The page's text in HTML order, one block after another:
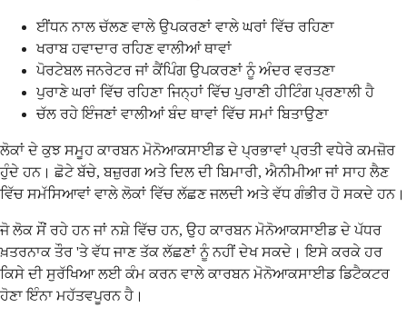
ਈਂਧਨ ਨਾਲ ਚੱਲਣ ਵਾਲੇ ਉਪਕਰਣਾਂ ਵਾਲੇ ਘਰਾਂ ਵਿੱਚ ਰਹਿਣਾ
ਖਰਾਬ ਹਵਾਦਾਰ ਰਹਿਣ ਵਾਲੀਆਂ ਥਾਵਾਂ
ਪੋਰਟੇਬਲ ਜਨਰੇਟਰ ਜਾਂ ਕੈਂਪਿੰਗ ਉਪਕਰਣਾਂ ਨੂੰ ਅੰਦਰ ਵਰਤਣਾ
ਪੁਰਾਣੇ ਘਰਾਂ ਵਿੱਚ ਰਹਿਣਾ ਜਿਨ੍ਹਾਂ ਵਿੱਚ ਪੁਰਾਣੀ ਹੀਟਿੰਗ ਪ੍ਰਣਾਲੀ ਹੈ
ਚੱਲ ਰਹੇ ਇੰਜਣਾਂ ਵਾਲੀਆਂ ਬੰਦ ਥਾਵਾਂ ਵਿੱਚ ਸਮਾਂ ਬਿਤਾਉਣਾ
ਲੋਕਾਂ ਦੇ ਕੁਝ ਸਮੂਹ ਕਾਰਬਨ ਮੋਨੋਆਕਸਾਈਡ ਦੇ ਪ੍ਰਭਾਵਾਂ ਪ੍ਰਤੀ ਵਧੇਰੇ ਕਮਜ਼ੋਰ
ਹੁੰਦੇ ਹਨ। ਛੋਟੇ ਬੱਚੇ, ਬਜ਼ੁਰਗ ਅਤੇ ਦਿਲ ਦੀ ਬਿਮਾਰੀ, ਐਨੀਮੀਆ ਜਾਂ ਸਾਹ ਲੈਣ
ਵਿੱਚ ਸਮੱਸਿਆਵਾਂ ਵਾਲੇ ਲੋਕਾਂ ਵਿੱਚ ਲੱਛਣ ਜਲਦੀ ਅਤੇ ਵੱਧ ਗੰਭੀਰ ਹੋ ਸਕਦੇ ਹਨ।
ਜੋ ਲੋਕ ਸੌਂ ਰਹੇ ਹਨ ਜਾਂ ਨਸ਼ੇ ਵਿੱਚ ਹਨ, ਉਹ ਕਾਰਬਨ ਮੋਨੋਆਕਸਾਈਡ ਦੇ ਪੱਧਰ
ਖ਼ਤਰਨਾਕ ਤੌਰ 'ਤੇ ਵੱਧ ਜਾਣ ਤੱਕ ਲੱਛਣਾਂ ਨੂੰ ਨਹੀਂ ਦੇਖ ਸਕਦੇ। ਇਸੇ ਕਰਕੇ ਹਰ
ਕਿਸੇ ਦੀ ਸੁਰੱਖਿਆ ਲਈ ਕੰਮ ਕਰਨ ਵਾਲੇ ਕਾਰਬਨ ਮੋਨੋਆਕਸਾਈਡ ਡਿਟੈਕਟਰ
ਹੋਣਾ ਇੰਨਾ ਮਹੱਤਵਪੂਰਨ ਹੈ।